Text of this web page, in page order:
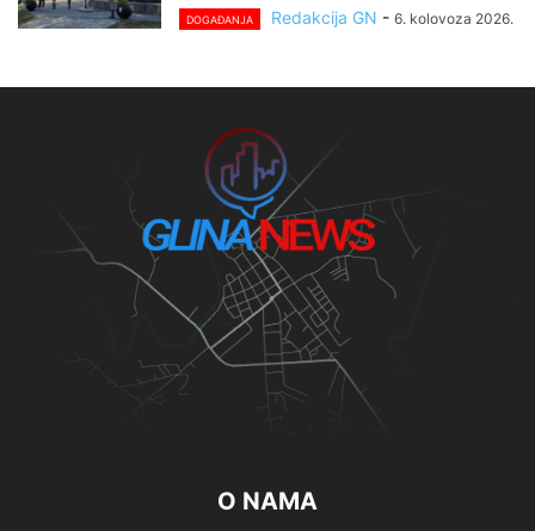
DOGAĐANJA Redakcija GN - 6. kolovoza 2026.
O NAMA